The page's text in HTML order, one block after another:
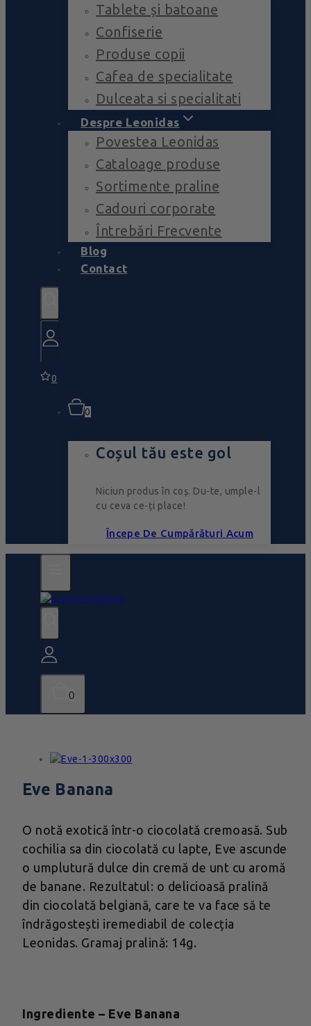
Tablete și batoane
Confiserie
Produse copii
Cafea de specialitate
Dulceata si specialitati
Despre Leonidas
Povestea Leonidas
Cataloage produse
Sortimente praline
Cadouri corporate
Întrebări Frecvente
Blog
Contact
0
0
Coșul tău este gol
Niciun produs în coș. Du-te, umple-l
cu ceva ce-ți place!
Începe De Cumpărături Acum
0
Eve Banana
O notă exotică într-o ciocolată cremoasă. Sub
cochilia sa din ciocolată cu lapte, Eve ascunde
o umplutură dulce din cremă de unt cu aromă
de banane. Rezultatul: o delicioasă pralină
din ciocolată belgiană, care te va face să te
îndrăgostești iremediabil de colecția
Leonidas. Gramaj pralină: 14g.
Ingrediente – Eve Banana